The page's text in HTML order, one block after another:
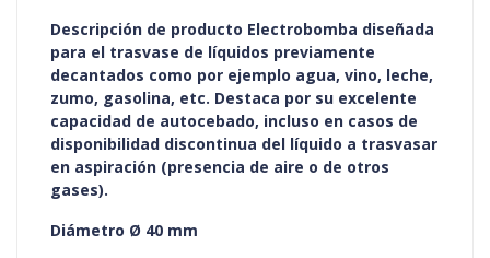
Descripción de producto Electrobomba diseñada
para el trasvase de líquidos previamente
decantados como por ejemplo agua, vino, leche,
zumo, gasolina, etc. Destaca por su excelente
capacidad de autocebado, incluso en casos de
disponibilidad discontinua del líquido a trasvasar
en aspiración (presencia de aire o de otros
gases).
Diámetro Ø 40 mm